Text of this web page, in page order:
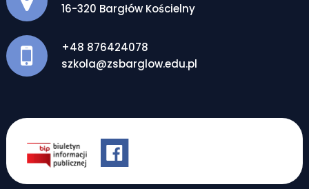
16-320 Bargłów Kościelny
+48 876424078
szkola@zsbarglow.edu.pl